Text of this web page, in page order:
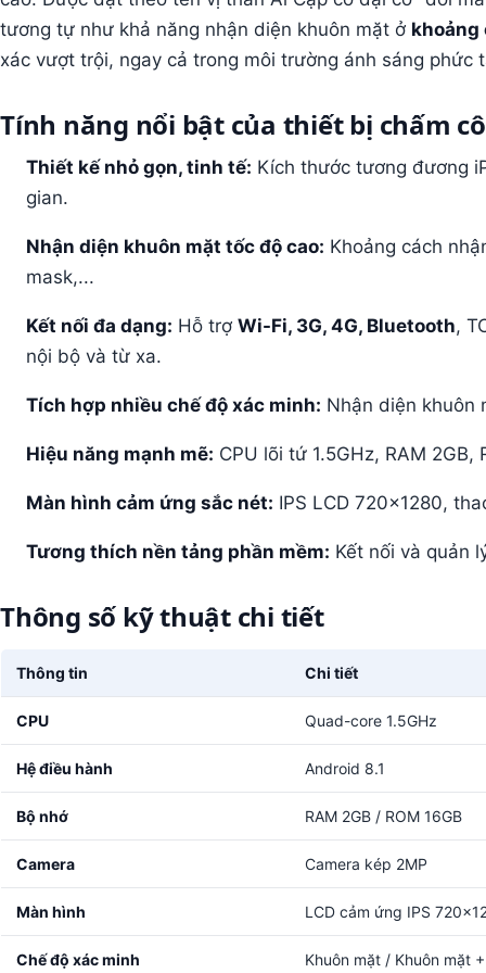
tương tự như khả năng nhận diện khuôn mặt ở khoảng
xác vượt trội, ngay cả trong môi trường ánh sáng phức
Tính năng nổi bật của thiết bị chấm
Thiết kế nhỏ gọn, tinh tế: Kích thước tương đương
gian.
Nhận diện khuôn mặt tốc độ cao: Khoảng cách
mask,...
Kết nối đa dạng: Hỗ trợ Wi-Fi, 3G, 4G, Bluetooth,
nội bộ và từ xa.
Tích hợp nhiều chế độ xác minh: Nhận diện khuôn
Hiệu năng mạnh mẽ: CPU lõi tứ 1.5GHz, RAM
Màn hình cảm ứng sắc nét: IPS LCD 720×1280,
Tương thích nền tảng phần mềm: Kết nối và quản
Thông số kỹ thuật chi tiết
Thông tin Chi tiết
CPU Quad-core 1.5GHz
Hệ điều hành Android 8.1
Bộ nhớ RAM 2GB / ROM 16GB
Camera Camera kép 2MP
Màn hình LCD cảm ứng IPS
Chế độ xác minh Khuôn mặt / Khuôn mặt